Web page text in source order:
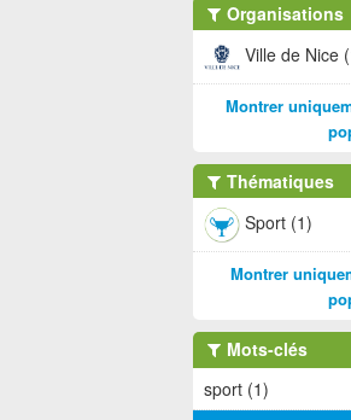
Organisations
Ville de Nice
Montrer
Thématiques
Sport (1)
Montrer
Mots-clés
sport (1)